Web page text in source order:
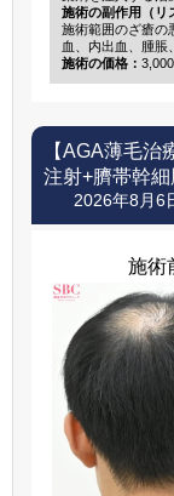
施術の副作用（リ
施術範囲のざ瘡の
血、内出血、腫脹
施術の価格：
【AGA薄毛治
注射+臍帯幹細
2026年8月6
施術